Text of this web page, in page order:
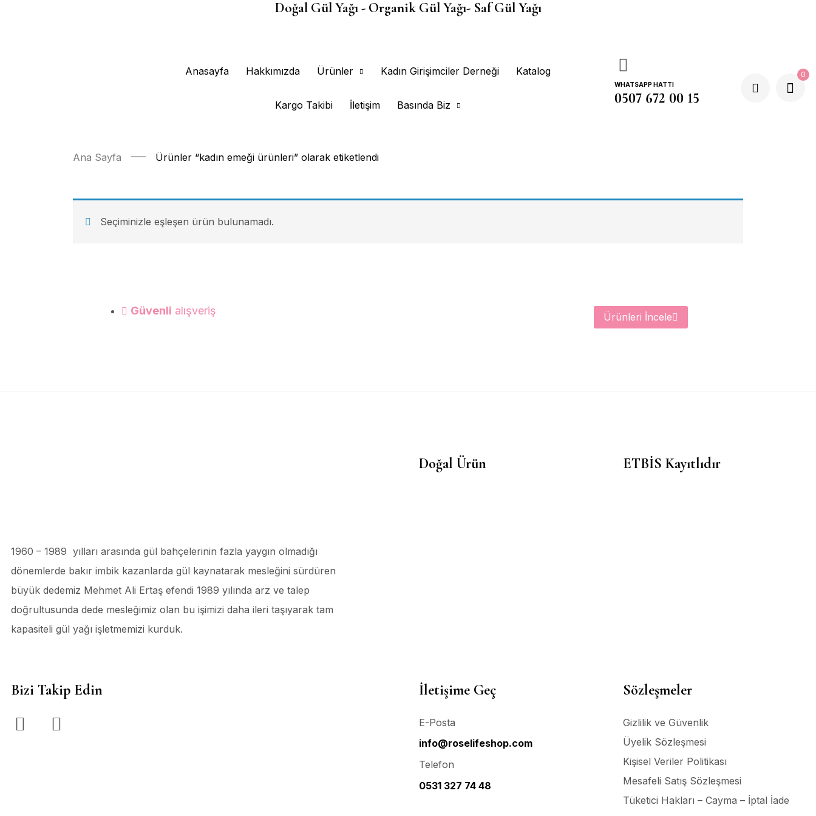
Doğal Gül Yağı - Organik Gül Yağı- Saf Gül Yağı
Anasayfa Hakkımızda Ürünler Kadın Girişimciler Derneği Katalog
Kargo Takibi İletişim Basında Biz
WHATSAPP HATTI
0507 672 00 15
0
Ana Sayfa Ürünler “kadın emeği ürünleri” olarak etiketlendi
Seçiminizle eşleşen ürün bulunamadı.
Güvenli alışveriş Ürünleri İncele
1960 – 1989 yılları arasında gül bahçelerinin fazla yaygın olmadığı
dönemlerde bakır imbik kazanlarda gül kaynatarak mesleğini sürdüren
büyük dedemiz Mehmet Ali Ertaş efendi 1989 yılında arz ve talep
doğrultusunda dede mesleğimiz olan bu işimizi daha ileri taşıyarak tam
kapasiteli gül yağı işletmemizi kurduk.
Doğal Ürün ETBİS Kayıtlıdır
Bizi Takip Edin İletişime Geç
E-Posta
info@roselifeshop.com
Telefon
0531 327 74 48
Sözleşmeler
Gizlilik ve Güvenlik
Üyelik Sözleşmesi
Kişisel Veriler Politikası
Mesafeli Satış Sözleşmesi
Tüketici Hakları – Cayma – İptal İade